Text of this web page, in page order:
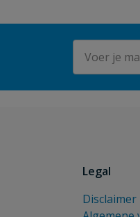
Legal
Disclaimer